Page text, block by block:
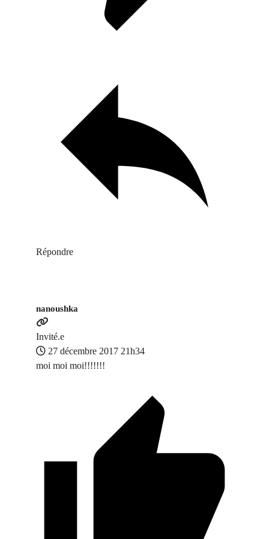
Répondre
nanoushka
Invité.e
27 décembre 2017 21h34
moi moi moi!!!!!!!